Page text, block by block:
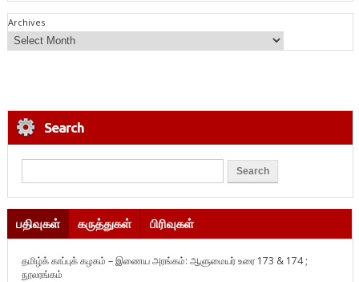
Archives
Search
பதிவுகள் கருத்துகள் பிரிவுகள்
தமிழ்க் காப்புக் கழகம் – இணைய அரங்கம்: ஆளுமையர் உரை 173 & 174 ;
நூலரங்கம்